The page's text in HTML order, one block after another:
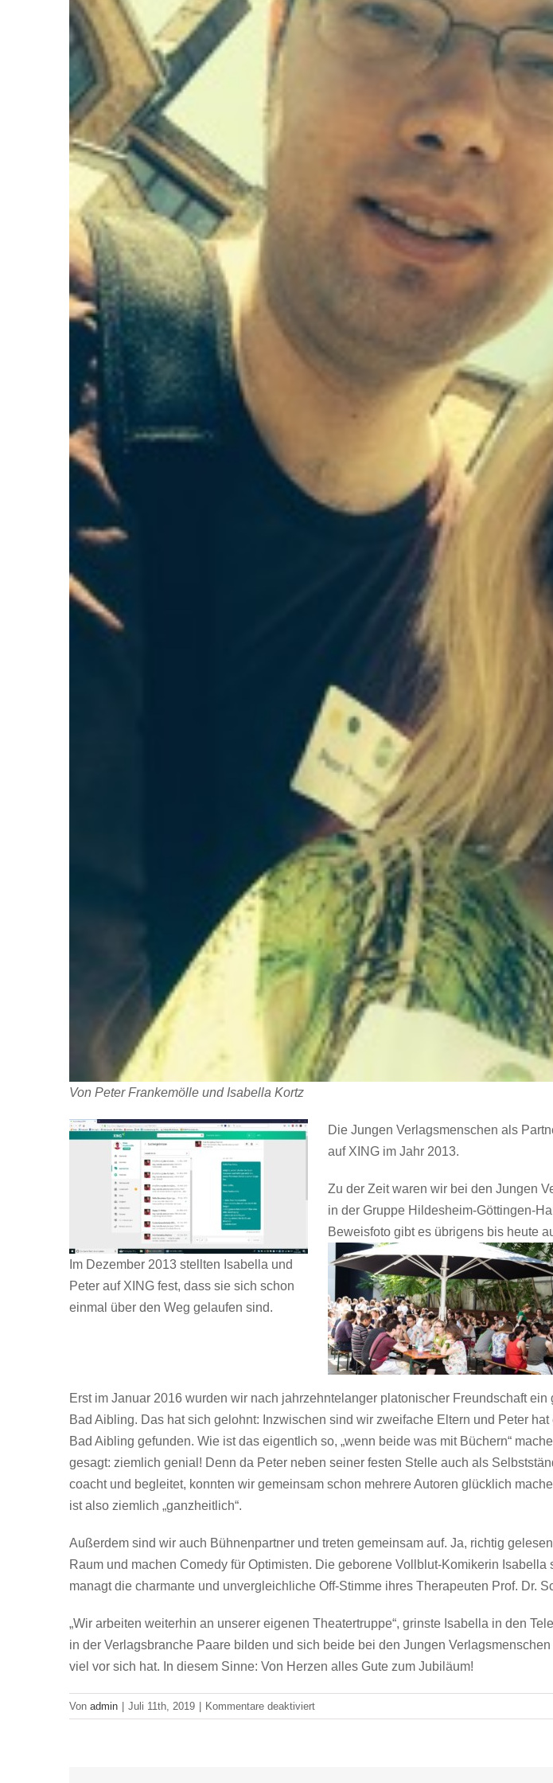
Von Peter Frankemölle und Isabella Kortz
Im Dezember 2013 stellten Isabella und
Peter auf XING fest, dass sie sich schon
einmal über den Weg gelaufen sind.
Die Jungen Verlagsmenschen als
auf XING im Jahr 2013.
Zu der Zeit waren wir bei den Jungen
in der Gruppe Hildesheim-Göttingen-
Beweisfoto gibt es übrigens bis heute
Erst im Januar 2016 wurden wir nach jahrzehntelanger platonischer Freundschaft
Bad Aibling. Das hat sich gelohnt: Inzwischen sind wir zweifache Eltern und Peter
Bad Aibling gefunden. Wie ist das eigentlich so, „wenn beide was mit Büchern“
gesagt: ziemlich genial! Denn da Peter neben seiner festen Stelle auch als
coacht und begleitet, konnten wir gemeinsam schon mehrere Autoren glücklich
ist also ziemlich „ganzheitlich“.
Außerdem sind wir auch Bühnenpartner und treten gemeinsam auf. Ja, richtig
Raum und machen Comedy für Optimisten. Die geborene Vollblut-Komikerin
managt die charmante und unvergleichliche Off-Stimme ihres Therapeuten Prof. Dr.
„Wir arbeiten weiterhin an unserer eigenen Theatertruppe“, grinste Isabella in den
in der Verlagsbranche Paare bilden und sich beide bei den Jungen
viel vor sich hat. In diesem Sinne: Von Herzen alles Gute zum Jubiläum!
Von admin Juli 11th, 2019 Kommentare deaktiviertfür
Isabella